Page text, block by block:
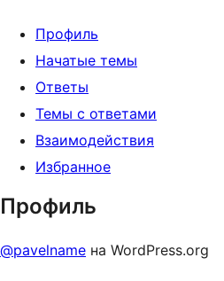
Профиль
Начатые темы
Ответы
Темы с ответами
Взаимодействия
Избранное
Профиль
@pavelname на WordPress.org